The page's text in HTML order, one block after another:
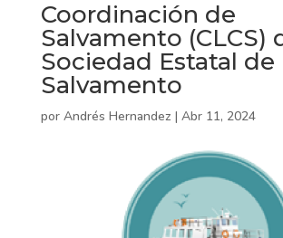
Coordinación de
Salvamento (CLCS)
Sociedad Estatal de
Salvamento
por Andrés Hernandez | Abr 11, 2024